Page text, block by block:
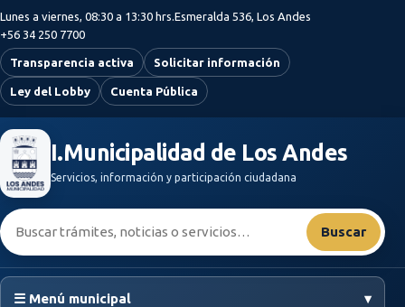
Saltar al contenido principal
Lunes a viernes, 08:30 a 13:30 hrs.Esmeralda 536, Los Andes
+56 34 250 7700
Transparencia activa Solicitar información
Ley del Lobby Cuenta Pública
I.Municipalidad de Los Andes
Servicios, información y participación ciudadana
Buscar:
Buscar
☰ Menú municipal ▾